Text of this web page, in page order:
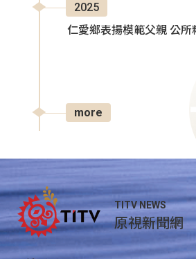
2025
仁愛鄉表揚模範父親 公所
more
TITV NEWS
原視新聞網